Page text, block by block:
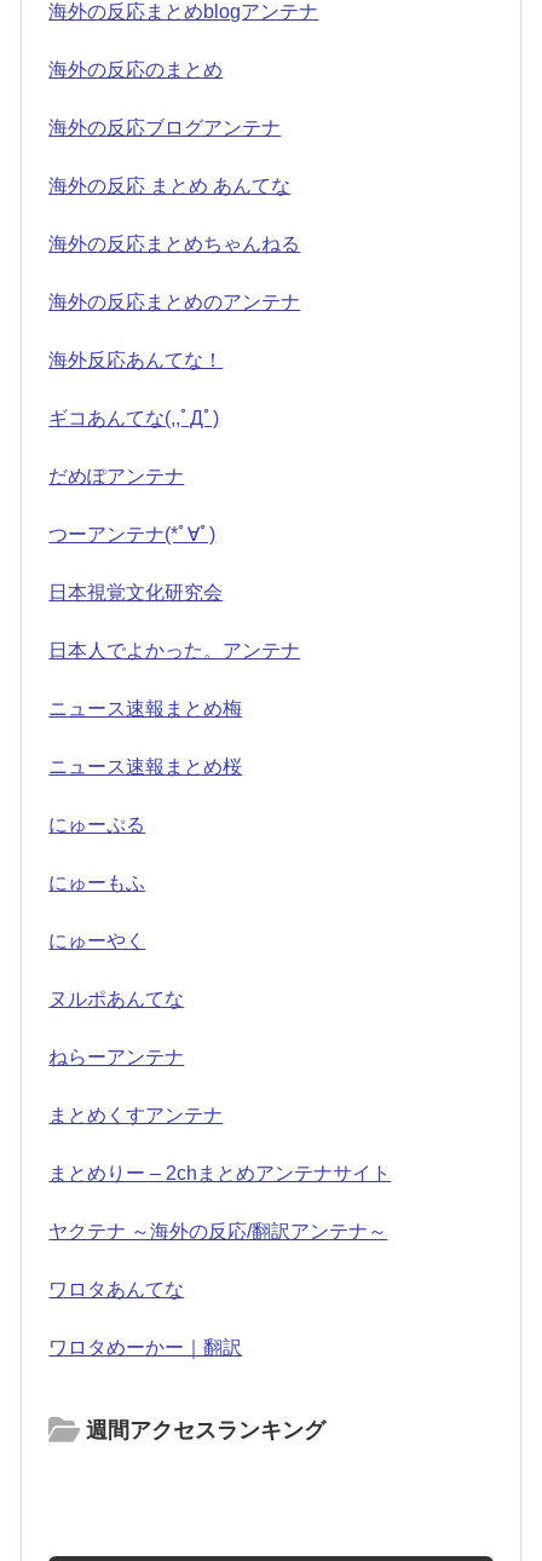
海外の反応まとめblogアンテナ
海外の反応のまとめ
海外の反応ブログアンテナ
海外の反応 まとめ あんてな
海外の反応まとめちゃんねる
海外の反応まとめのアンテナ
海外反応あんてな！
ギコあんてな(,,ﾟДﾟ)
だめぽアンテナ
つーアンテナ(*ﾟ∀ﾟ)
日本視覚文化研究会
日本人でよかった。アンテナ
ニュース速報まとめ梅
ニュース速報まとめ桜
にゅーぷる
にゅーもふ
にゅーやく
ヌルポあんてな
ねらーアンテナ
まとめくすアンテナ
まとめりー – 2chまとめアンテナサイト
ヤクテナ ～海外の反応/翻訳アンテナ～
ワロタあんてな
ワロタめーかー｜翻訳
週間アクセスランキング